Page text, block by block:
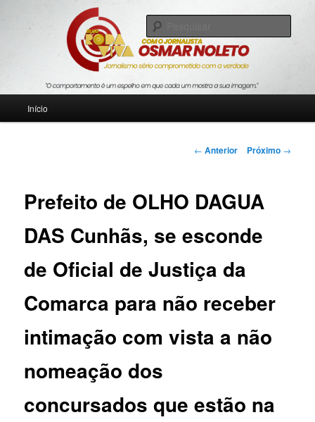
Blog Roda Viva
Jornalismo sério comprometido com a verdade
Início
Navegação
← Anterior Próximo →
Prefeito de OLHO DAGUA
DAS Cunhãs, se esconde
de Oficial de Justiça da
Comarca para não receber
intimação com vista a não
nomeação dos
concursados que estão na